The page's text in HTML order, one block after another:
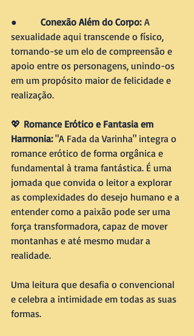
● Conexão Além do Corpo: A
sexualidade aqui transcende o físico,
tornando-se um elo de compreensão e
apoio entre os personagens, unindo-os
em um propósito maior de felicidade e
realização.
💖 Romance Erótico e Fantasia em
Harmonia: "A Fada da Varinha" integra o
romance erótico de forma orgânica e
fundamental à trama fantástica. É uma
jornada que convida o leitor a explorar
as complexidades do desejo humano e a
entender como a paixão pode ser uma
força transformadora, capaz de mover
montanhas e até mesmo mudar a
realidade.
Uma leitura que desafia o convencional
e celebra a intimidade em todas as suas
formas.